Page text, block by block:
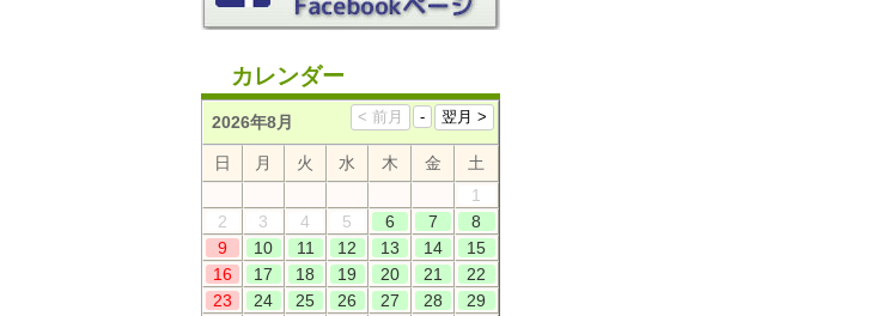
カレンダー
2026年8月
日 月 火 水 木 金
土
1
2
3 4 5 6 7
8
9
10 11 12 13 14
15
16
17 18 19 20 21
22
23
24 25 26 27 28
29